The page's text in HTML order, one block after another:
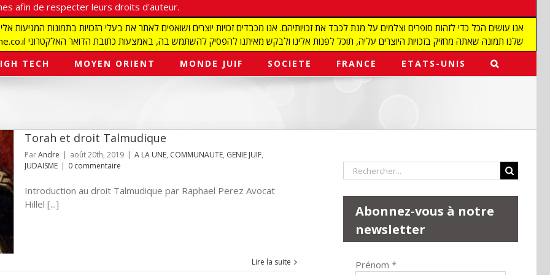
afin de respecter leurs droits d'auteur.
redaction@israelmagazine.co.il שלנו תמונה שאתה מחזיק בזכויות היוצרים עליה, תוכל לפנות אלינו ולבקש מאיתנו להפסיק להשתמש בה, באמצעות כתובת הדואר האלקטרוני
TECH MOYEN ORIENT MONDE JUIF SOCIETE FRANCE ETATS-UNIS
Torah et droit Talmudique
ParAndre | août 20th, 2019 | A LA UNE, COMMUNAUTE, GENIE JUIF,
JUDAISME | 0 commentaire
Introduction au droit Talmudique par Raphael Perez Avocat
Hillel [...]
Lire la suite
Rechercher:
Abonnez-vous à notre
newsletter
Prénom *